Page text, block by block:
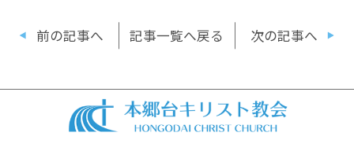
前の記事へ 記事一覧へ戻る 次の記事へ